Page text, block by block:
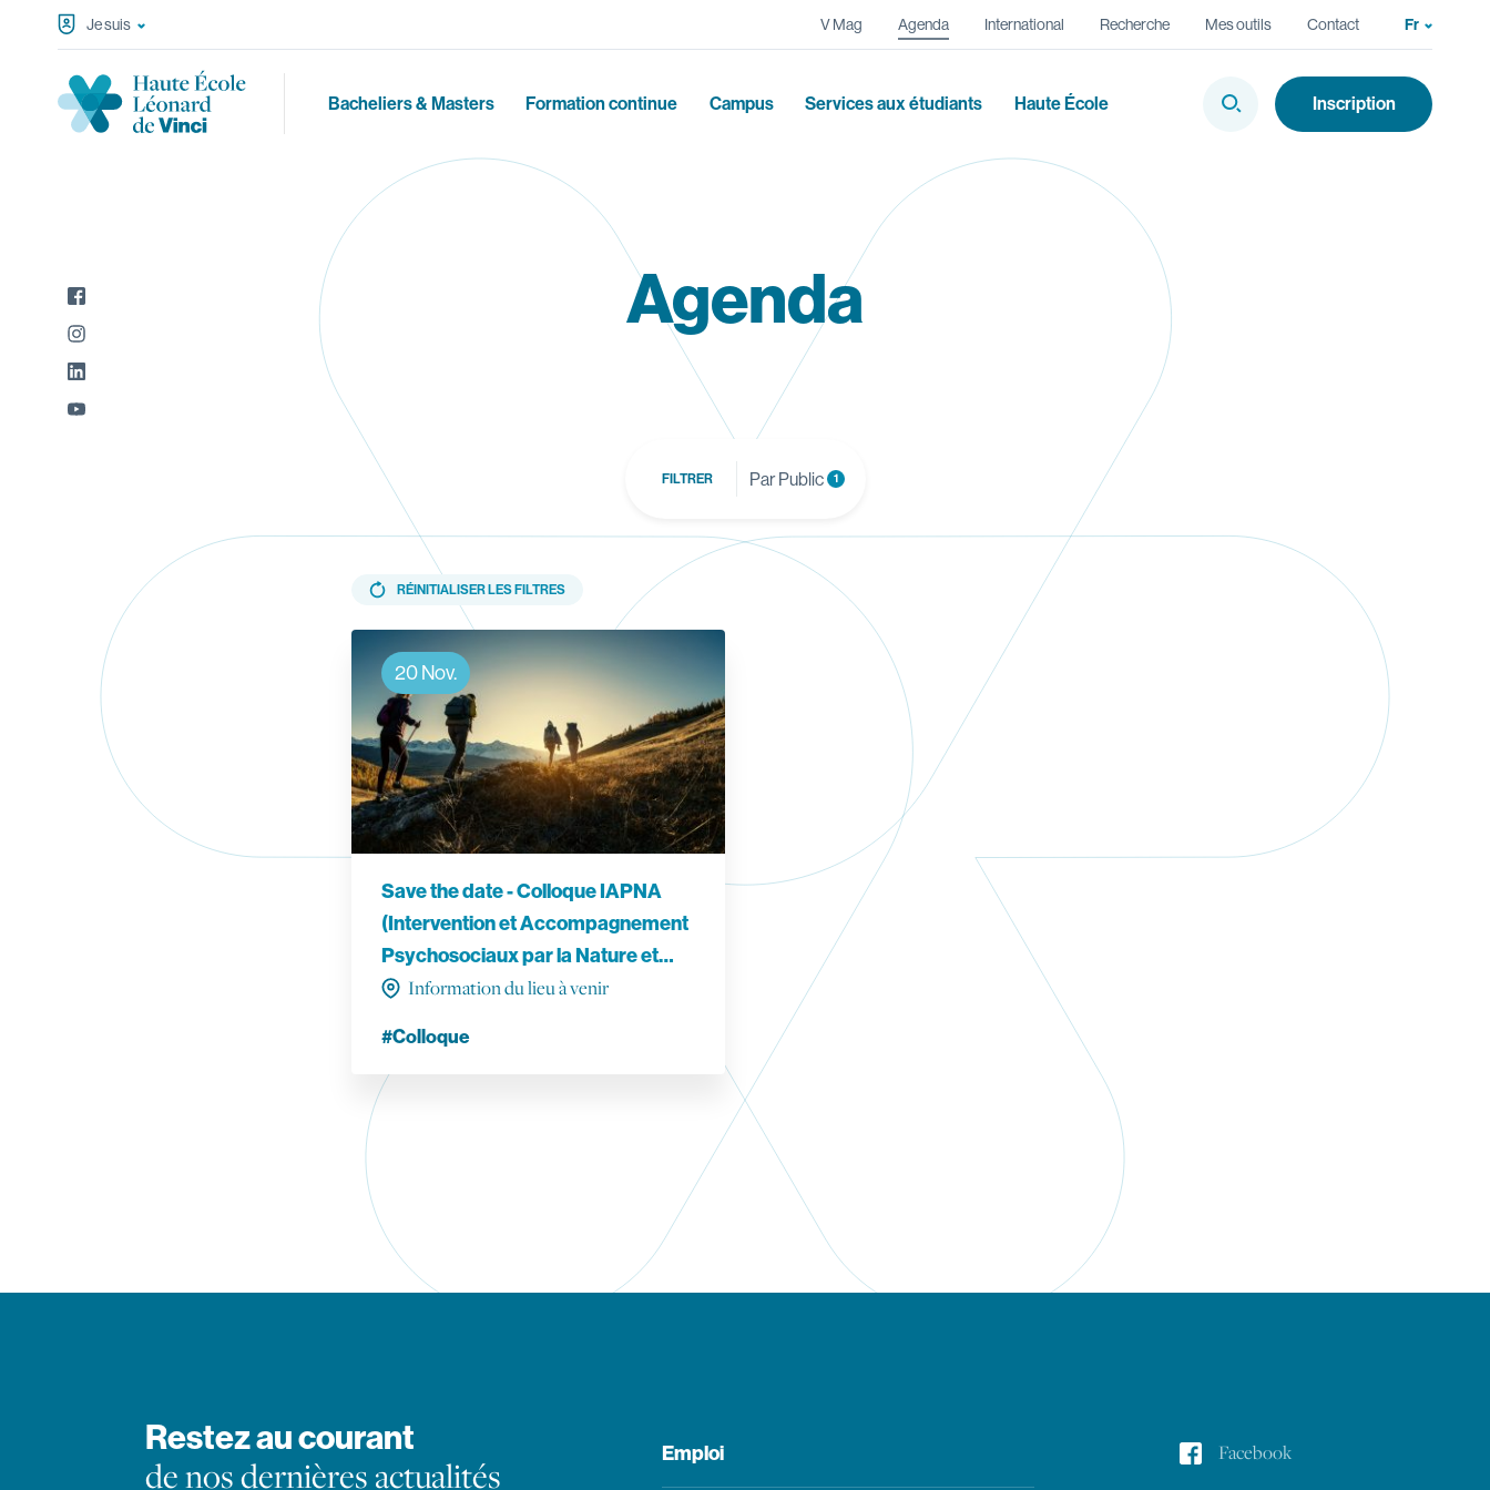
Haute École Léonard de Vinci
Bacheliers & Masters
Formation continue Campus Services aux étudiants Haute École Inscription
Afficher la Recherche
V Mag Agenda International Recherche Mes outils Contact
Réseaux sociaux
Facebook
Instagram
LinkedIn
YouTube
Fr
En
Je suis
Agenda
FILTRER Par Public 1
Rechercher
RÉINITIALISER LES FILTRES
20 Nov.
Save the date - Colloque IAPNA
(Intervention et Accompagnement
Psychosociaux par la Nature et…
Information du lieu à venir
#Colloque
Restez au courant
de nos dernières actualités Emploi Réseaux sociaux
Facebook